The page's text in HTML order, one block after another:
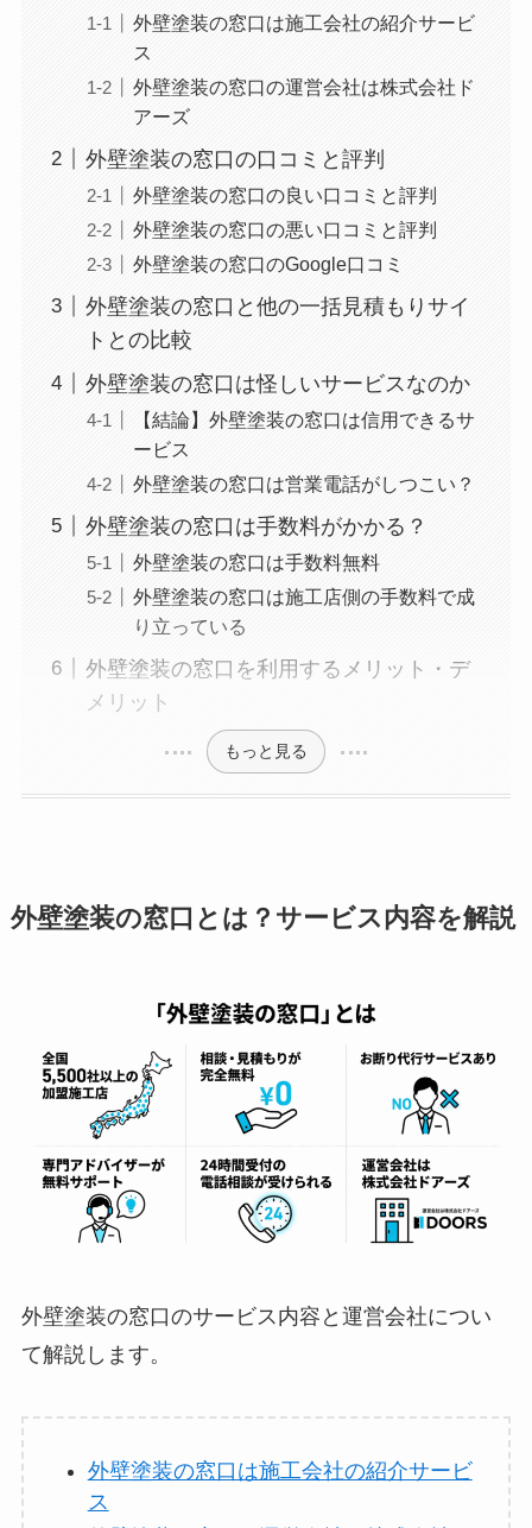
外壁塗装の窓口は施工会社の紹介サービ
ス
外壁塗装の窓口の運営会社は株式会社ド
アーズ
外壁塗装の窓口の口コミと評判
外壁塗装の窓口の良い口コミと評判
外壁塗装の窓口の悪い口コミと評判
外壁塗装の窓口のGoogle口コミ
外壁塗装の窓口と他の一括見積もりサイ
トとの比較
外壁塗装の窓口は怪しいサービスなのか
【結論】外壁塗装の窓口は信用できるサ
ービス
外壁塗装の窓口は営業電話がしつこい？
外壁塗装の窓口は手数料がかかる？
外壁塗装の窓口は手数料無料
外壁塗装の窓口は施工店側の手数料で成
り立っている
外壁塗装の窓口を利用するメリット・デ
メリット
もっと見る
外壁塗装の窓口とは？サービス内容を解説
外壁塗装の窓口のサービス内容と運営会社につい
て解説します。
外壁塗装の窓口は施工会社の紹介サービ
ス